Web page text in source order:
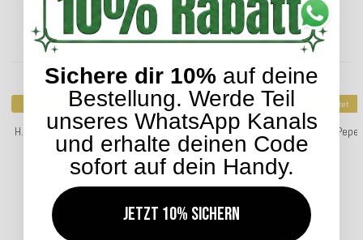
Kunden kauften dazu folgende Artikel:
Top bewertet
H.O.C.K. Eliza-Bouquet Outdoor Wendekissen Blumen-Motiv
mit Keder 50x50cm green-berry
39,99 € *
Top bewertet
H.O.C.K.
Sichere dir 10% auf deine
Bestellung. Werde Teil
unseres WhatsApp Kanals
und erhalte deinen Code
sofort auf dein Handy.
Jetzt 10% sichern